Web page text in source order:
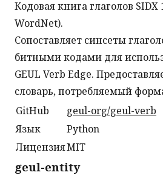
Кодовая книга глаголов SIDX
WordNet).
Сопоставляет синсеты
битными кодами для
GEUL Verb Edge.
словарь, потребляемый
GitHub
geul-org/geul-verb
Язык
Python
ЛицензияMIT
geul-entity